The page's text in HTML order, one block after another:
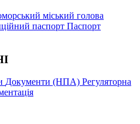
міський голова
паспорт Паспорт
Документи (НПА) Регуляторна